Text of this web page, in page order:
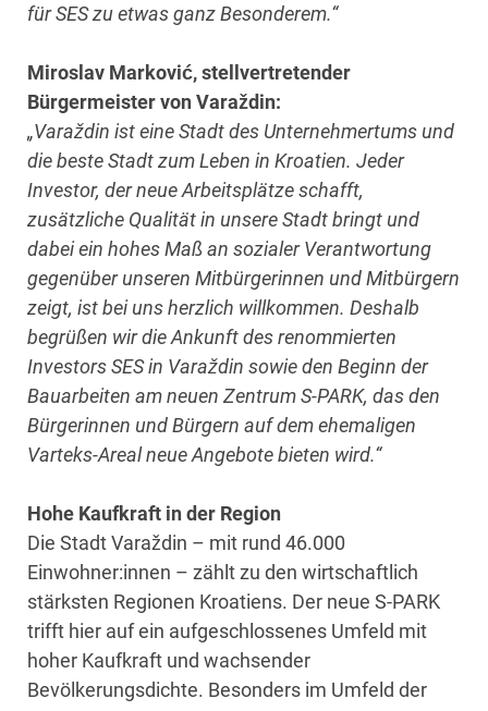
für SES zu etwas ganz Besonderem.“
Miroslav Marković, stellvertretender
Bürgermeister von Varaždin:
„Varaždin ist eine Stadt des Unternehmertums und
die beste Stadt zum Leben in Kroatien. Jeder
Investor, der neue Arbeitsplätze schafft,
zusätzliche Qualität in unsere Stadt bringt und
dabei ein hohes Maß an sozialer Verantwortung
gegenüber unseren Mitbürgerinnen und Mitbürgern
zeigt, ist bei uns herzlich willkommen. Deshalb
begrüßen wir die Ankunft des renommierten
Investors SES in Varaždin sowie den Beginn der
Bauarbeiten am neuen Zentrum S-PARK, das den
Bürgerinnen und Bürgern auf dem ehemaligen
Varteks-Areal neue Angebote bieten wird.“
Hohe Kaufkraft in der Region
Die Stadt Varaždin – mit rund 46.000
Einwohner:innen – zählt zu den wirtschaftlich
stärksten Regionen Kroatiens. Der neue S-PARK
trifft hier auf ein aufgeschlossenes Umfeld mit
hoher Kaufkraft und wachsender
Bevölkerungsdichte. Besonders im Umfeld der